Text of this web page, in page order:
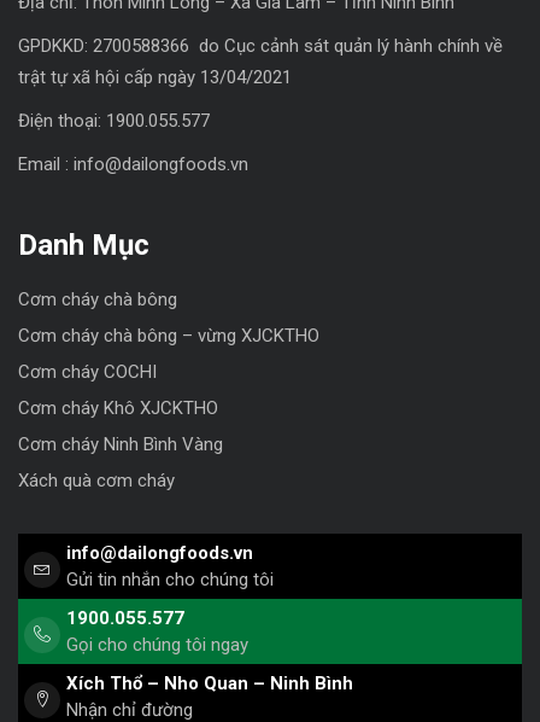
GPDKKD: 2700588366 do Cục cảnh sát quản lý hành chính về
trật tự xã hội cấp ngày 13/04/2021
Điện thoại: 1900.055.577
Email : info@dailongfoods.vn
Danh Mục
Cơm cháy chà bông
Cơm cháy chà bông – vừng XJCKTHO
Cơm cháy COCHI
Cơm cháy Khô XJCKTHO
Cơm cháy Ninh Bình Vàng
Xách quà cơm cháy
info@dailongfoods.vn
Gửi tin nhắn cho chúng tôi
1900.055.577
Gọi cho chúng tôi ngay
Xích Thổ – Nho Quan – Ninh Bình
Nhận chỉ đường